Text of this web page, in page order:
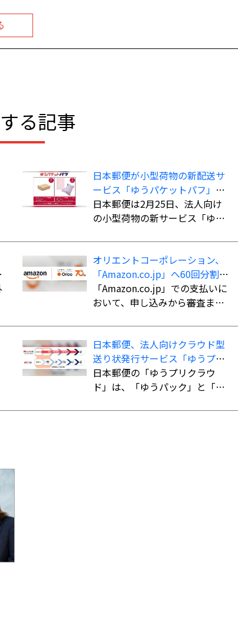
る記事
日本郵便が小型荷物の新配送サ
ービス「ゆうパケットパフ」、
料金は全国一律で「ゆうパッ
ク」よりも“お得”
日本郵便は2月25日、法人向け
の小型荷物の新サービス「ゆう
た。
オリエントコーポレーション、
「Amazon.co.jp」へ60回分割払
いができる決済手段「オリコ分
割払い」を導入
「Amazon.co.jp」での支払いに
おいて、申し込みから審査まで
トカード不要で最大60回までの
分割払いが可能になる。
日本郵便、法人向けクラウド型
送り状発行サービス「ゆうプリ
クラウド」
日本郵便の「ゆうプリクラウ
ド」は、「ゆうパック」と「ゆ
で作成できるクラウドサービ